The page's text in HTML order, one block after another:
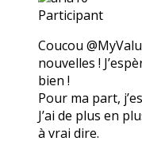
Participant
Coucou
nouvelles !
bien !
Pour ma part,
J’ai de plus en
à vrai dire.